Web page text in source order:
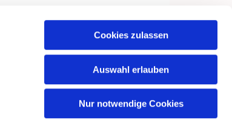
Cookies zulassen
Auswahl erlauben
Nur notwendige Cookies